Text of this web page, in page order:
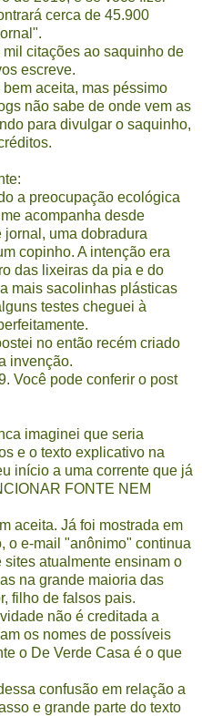
cerca de 45.900
citações ao saquinho de
escreve.
aceita, mas péssimo
não sabe de onde vem as
para divulgar o saquinho,
a preocupação ecológica
acompanha desde
uma dobradura
copinho. A intenção era
das lixeiras da pia e do
mais sacolinhas plásticas
testes cheguei à
no então recém criado
invenção.
Você pode conferir o post
imaginei que seria
e o texto explicativo na
início a uma corrente que já
FONTE NEM
aceita. Já foi mostrada em
o e-mail "anônimo" continua
atualmente ensinam o
na grande maioria das
filho de falsos pais.
não é creditada a
os nomes de possíveis
o De Verde Casa é o que
confusão em relação a
e grande parte do texto